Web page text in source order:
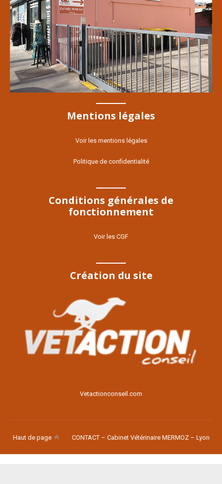
Mentions légales
Voir les mentions légales
Politique de confidentialité
Conditions générales de
fonctionnement
Voir les CGF
Création du site
Voir le site
Vetactionconseil.com
Haut de page CONTACT – Cabinet Vétérinaire MERMOZ – Lyon